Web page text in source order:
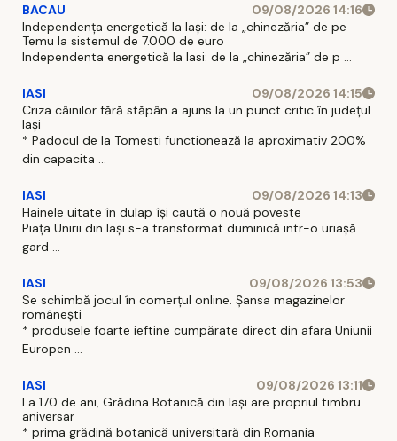
BACAU
09/08/2026 14:16
Independența energetică la Iași: de la „chinezăria” de pe
Temu la sistemul de 7.000 de euro
Independenta energetică la Iasi: de la „chinezăria” de p ...
IASI
09/08/2026 14:15
Criza câinilor fără stăpân a ajuns la un punct critic în județul
Iași
* Padocul de la Tomesti functionează la aproximativ 200%
din capacita ...
IASI
09/08/2026 14:13
Hainele uitate în dulap îşi caută o nouă poveste
Piaţa Unirii din Iaşi s-a transformat duminică intr-o uriaşă
gard ...
IASI
09/08/2026 13:53
Se schimbă jocul în comerțul online. Șansa magazinelor
românești
* produsele foarte ieftine cumpărate direct din afara Uniunii
Europen ...
IASI
09/08/2026 13:11
La 170 de ani, Grădina Botanică din Iași are propriul timbru
aniversar
* prima grădină botanică universitară din Romania